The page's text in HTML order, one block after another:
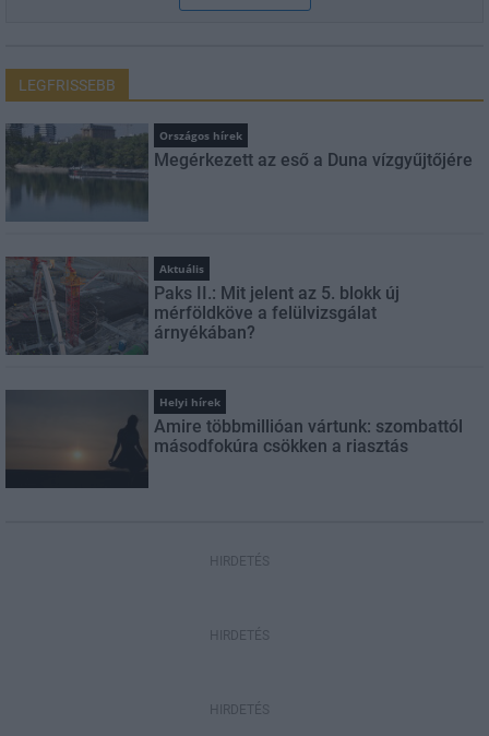
LEGFRISSEBB
Országos hírek
Megérkezett az eső a Duna vízgyűjtőjére
Aktuális
Paks II.: Mit jelent az 5. blokk új
mérföldköve a felülvizsgálat
árnyékában?
Helyi hírek
Amire többmillióan vártunk: szombattól
másodfokúra csökken a riasztás
HIRDETÉS
HIRDETÉS
HIRDETÉS